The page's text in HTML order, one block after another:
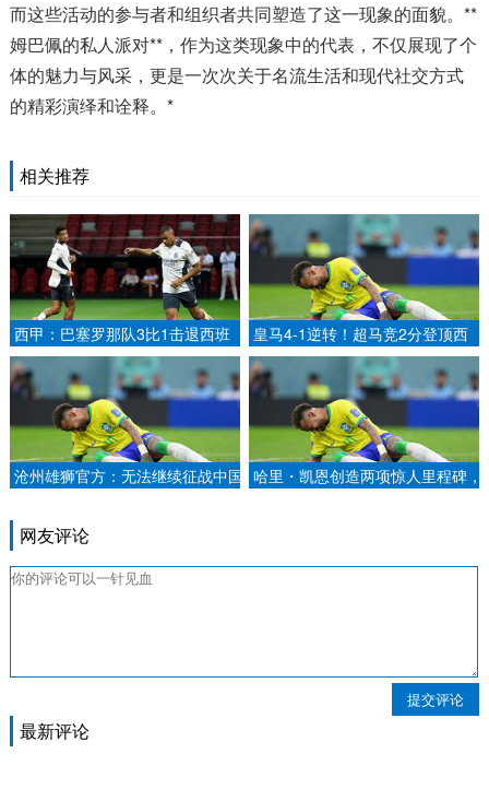
而这些活动的参与者和组织者共同塑造了这一现象的面貌。**
姆巴佩的私人派对**，作为这类现象中的代表，不仅展现了个
体的魅力与风采，更是一次次关于名流生活和现代社交方式
的精彩演绎和诠释。*
相关推荐
西甲：巴塞罗那队3比1击退西班
牙人.
皇马4-1逆转！超马竞2分登顶西
甲 姆巴佩双响创纪录 罗德里戈传
射.
沧州雄狮官方：无法继续征战中国
哈里・凯恩创造两项惊人里程碑，
网友评论
提交评论
最新评论